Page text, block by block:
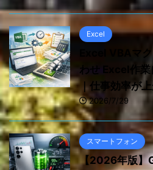
Excel
Excel VBAマ
わせ Excel作
｜仕事効率が
2026/7/29
スマートフォン
【2026年版